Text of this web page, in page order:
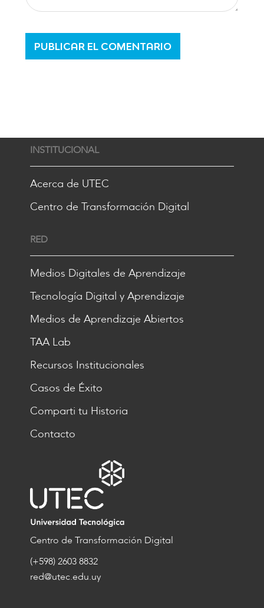
INSTITUCIONAL
Acerca de UTEC
Centro de Transformación Digital
RED
Medios Digitales de Aprendizaje
Tecnología Digital y Aprendizaje
Medios de Aprendizaje Abiertos
TAA Lab
Recursos Institucionales
Casos de Éxito
Comparti tu Historia
Contacto
Centro de Transformación Digital
(+598) 2603 8832
red@utec.edu.uy